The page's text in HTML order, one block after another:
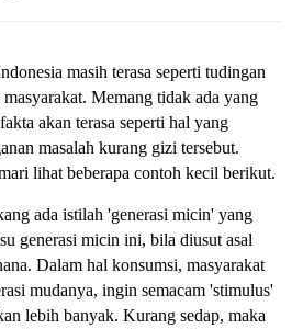
masih terasa seperti tudingan
Memang tidak ada yang
akan terasa seperti hal yang
masalah kurang gizi tersebut.
lihat beberapa contoh kecil berikut.
ada istilah 'generasi micin' yang
generasi micin ini, bila diusut asal
Dalam hal konsumsi, masyarakat
mudanya, ingin semacam 'stimulus'
lebih banyak. Kurang sedap, maka